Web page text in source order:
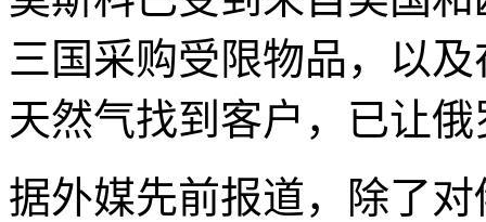
三国采购受限物品，以
天然气找到客户，已让
据外媒先前报道，除了